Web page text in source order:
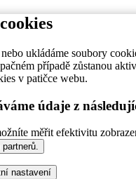
ukládáme soubory
případě zůstanou
v patičce webu.
údaje z
měřit efektivitu
nastavení